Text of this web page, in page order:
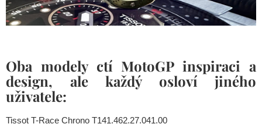
Oba modely ctí MotoGP inspiraci a
design, ale každý osloví jiného
uživatele:
Tissot T-Race Chrono T141.462.27.041.00